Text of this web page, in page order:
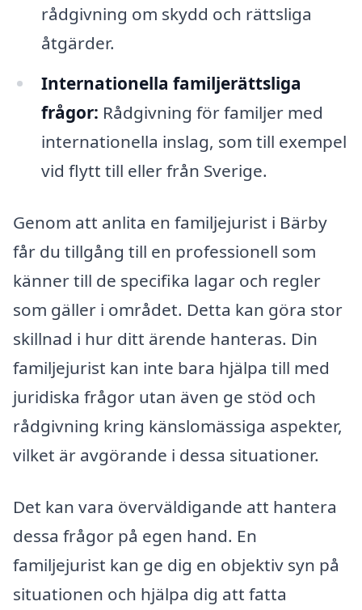
rådgivning om skydd och rättsliga
åtgärder.
Internationella familjerättsliga
frågor: Rådgivning för familjer med
internationella inslag, som till exempel
vid flytt till eller från Sverige.
Genom att anlita en familjejurist i Bärby
får du tillgång till en professionell som
känner till de specifika lagar och regler
som gäller i området. Detta kan göra stor
skillnad i hur ditt ärende hanteras. Din
familjejurist kan inte bara hjälpa till med
juridiska frågor utan även ge stöd och
rådgivning kring känslomässiga aspekter,
vilket är avgörande i dessa situationer.
Det kan vara överväldigande att hantera
dessa frågor på egen hand. En
familjejurist kan ge dig en objektiv syn på
situationen och hjälpa dig att fatta